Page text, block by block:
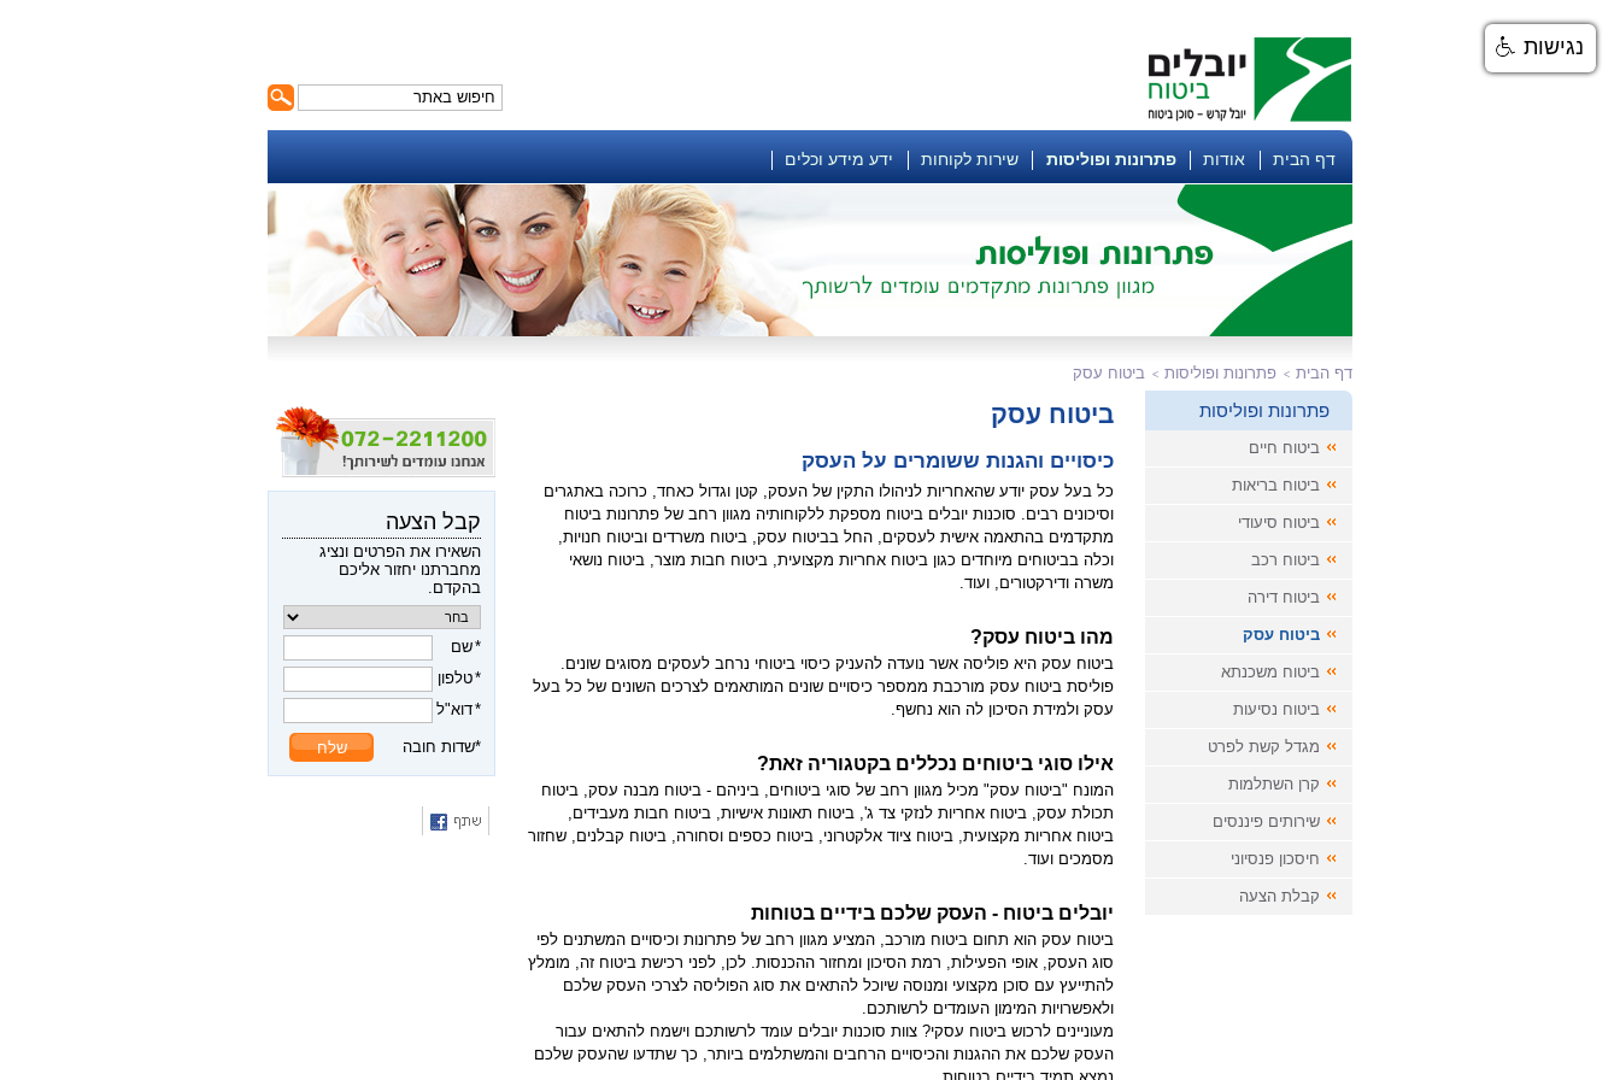
דף הבית אודות פתרונות ופוליסות שירות לקוחות ידע מידע וכלים
דף הבית פתרונות ופוליסות ביטוח עסק
פתרונות ופוליסות
ביטוח חיים
ביטוח בריאות
ביטוח סיעודי
ביטוח רכב
ביטוח דירה
ביטוח עסק
ביטוח משכנתא
ביטוח נסיעות
מגדל קשת לפרט
קרן השתלמות
שירותים פיננסים
חיסכון פנסיוני
קבלת הצעה
קבל הצעה
השאירו את הפרטים ונציג
מחברתנו יחזור אליכם
בהקדם.
שם
טלפון
דוא"ל
שלח
ביטוח עסק
כיסויים והגנות ששומרים על העסק
כל בעל עסק יודע שהאחריות לניהולו התקין של העסק, קטן וגדול כאחד, כרוכה באתגרים
וסיכונים רבים. סוכנות יובלים ביטוח מספקת ללקוחותיה מגוון רחב של פתרונות ביטוח
מתקדמים בהתאמה אישית לעסקים, החל בביטוח עסק, ביטוח משרדים וביטוח חנויות,
וכלה בביטוחים מיוחדים כגון ביטוח אחריות מקצועית, ביטוח חבות מוצר, ביטוח נושאי
משרה ודירקטורים, ועוד.
מהו ביטוח עסק?
ביטוח עסק היא פוליסה אשר נועדה להעניק כיסוי ביטוחי נרחב לעסקים מסוגים שונים.
פוליסת ביטוח עסק מורכבת ממספר כיסויים שונים המותאמים לצרכים השונים של כל בעל
עסק ולמידת הסיכון לה הוא נחשף.
אילו סוגי ביטוחים נכללים בקטגוריה זאת?
המונח "ביטוח עסק" מכיל מגוון רחב של סוגי ביטוחים, ביניהם - ביטוח מבנה עסק, ביטוח
תכולת עסק, ביטוח אחריות לנזקי צד ג', ביטוח תאונות אישיות, ביטוח חבות מעבידים,
ביטוח אחריות מקצועית, ביטוח ציוד אלקטרוני, ביטוח כספים וסחורה, ביטוח קבלנים, שחזור
מסמכים ועוד.
יובלים ביטוח - העסק שלכם בידיים בטוחות
ביטוח עסק הוא תחום ביטוח מורכב, המציע מגוון רחב של פתרונות וכיסויים המשתנים לפי
סוג העסק, אופי הפעילות, רמת הסיכון ומחזור ההכנסות. לכן, לפני רכישת ביטוח זה, מומלץ
להתייעץ עם סוכן מקצועי ומנוסה שיוכל להתאים את סוג הפוליסה לצרכי העסק שלכם
ולאפשרויות המימון העומדים לרשותכם.
מעוניינים לרכוש ביטוח עסקי? צוות סוכנות יובלים עומד לרשותכם וישמח להתאים עבור
העסק שלכם את ההגנות והכיסויים הרחבים והמשתלמים ביותר, כך שתדעו שהעסק שלכם
נגישות